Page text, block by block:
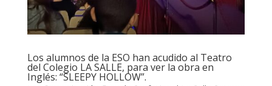
Los alumnos de la ESO han acudido al Teatro
del Colegio LA SALLE, para ver la obra en
Inglés: “SLEEPY HOLLOW”.